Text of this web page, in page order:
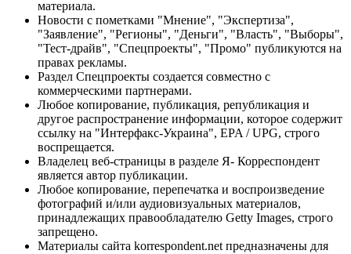
материала.
Новости с пометками "Мнение", "Экспертиза",
"Заявление", "Регионы", "Деньги", "Власть", "Выборы",
"Тест-драйв", "Спецпроекты", "Промо" публикуются на
правах рекламы.
Раздел Спецпроекты создается совместно с
коммерческими партнерами.
Любое копирование, публикация, републикация и
другое распространение информации, которое содержит
ссылку на "Интерфакс-Украина", EPA / UPG, строго
воспрещается.
Владелец веб-страницы в разделе Я- Корреспондент
является автор публикации.
Любое копирование, перепечатка и воспроизведение
фотографий и/или аудиовизуальных материалов,
принадлежащих правообладателю Getty Images, строго
запрещено.
Материалы сайта korrespondent.net предназначены для